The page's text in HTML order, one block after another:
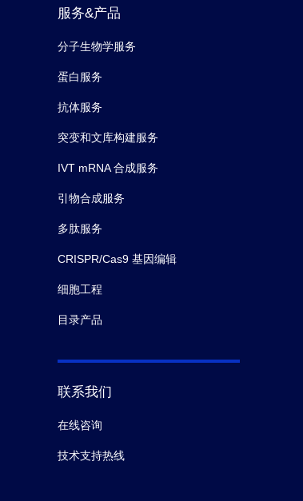
服务&产品
分子生物学服务
蛋白服务
抗体服务
突变和文库构建服务
IVT mRNA 合成服务
引物合成服务
多肽服务
CRISPR/Cas9 基因编辑
细胞工程
目录产品
联系我们
在线咨询
技术支持热线